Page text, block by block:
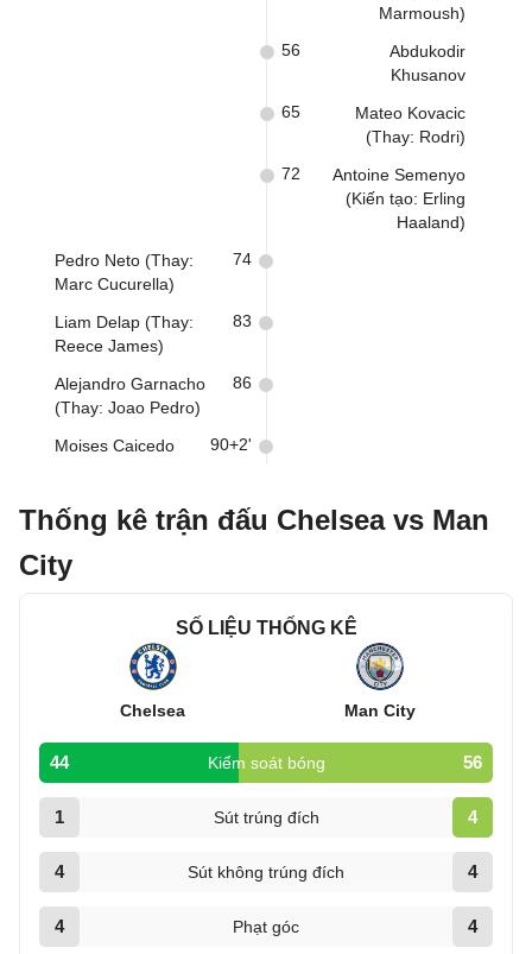
Marmoush)
Abdukodir
Khusanov
56
Mateo Kovacic
(Thay: Rodri)
65
Antoine Semenyo
(Kiến tạo: Erling
Haaland)
72
Pedro Neto (Thay:
Marc Cucurella)
74
Liam Delap (Thay:
Reece James)
83
Alejandro Garnacho
(Thay: Joao Pedro)
86
Moises Caicedo 90+2'
Thống kê trận đấu Chelsea vs Man
City
SỐ LIỆU THỐNG KÊ
Chelsea Man City
44 Kiểm soát bóng 56
1 Sút trúng đích 4
4 Sút không trúng đích 4
4 Phạt góc 4